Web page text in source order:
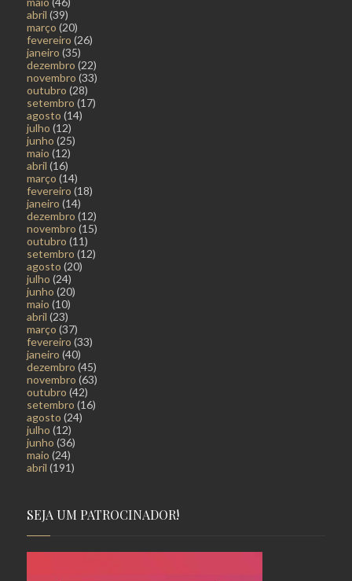
abril (39)
março (20)
fevereiro (26)
janeiro (35)
dezembro (22)
novembro (33)
outubro (28)
setembro (17)
agosto (14)
julho (12)
junho (25)
maio (12)
abril (16)
março (14)
fevereiro (18)
janeiro (14)
dezembro (12)
novembro (15)
outubro (11)
setembro (12)
agosto (20)
julho (24)
junho (20)
maio (10)
abril (23)
março (37)
fevereiro (33)
janeiro (40)
dezembro (45)
novembro (63)
outubro (42)
setembro (16)
agosto (24)
julho (12)
junho (36)
maio (24)
abril (191)
SEJA UM PATROCINADOR!